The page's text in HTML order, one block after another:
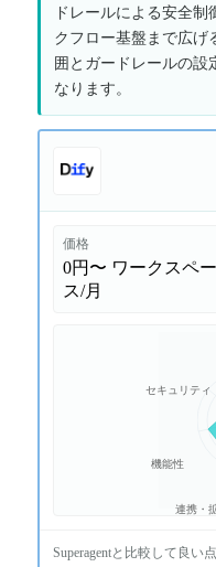
ドレールによる安全
クフロー基盤まで広げ
囲とガードレールの設
なります。
価格
0円〜 ワークスペー
ス/月
連携・
機能性
セキュリティ
Superagentと比較して良い点